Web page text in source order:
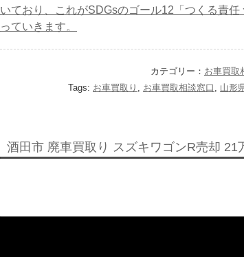
いており、これがSDGsのゴール12「つくる責
っていきます。
カテゴリー： お車買取
Tags: お車買取り , お車買取相談窓口 , 山形
酒田市 廃車買取り スズキワゴンR売却 21